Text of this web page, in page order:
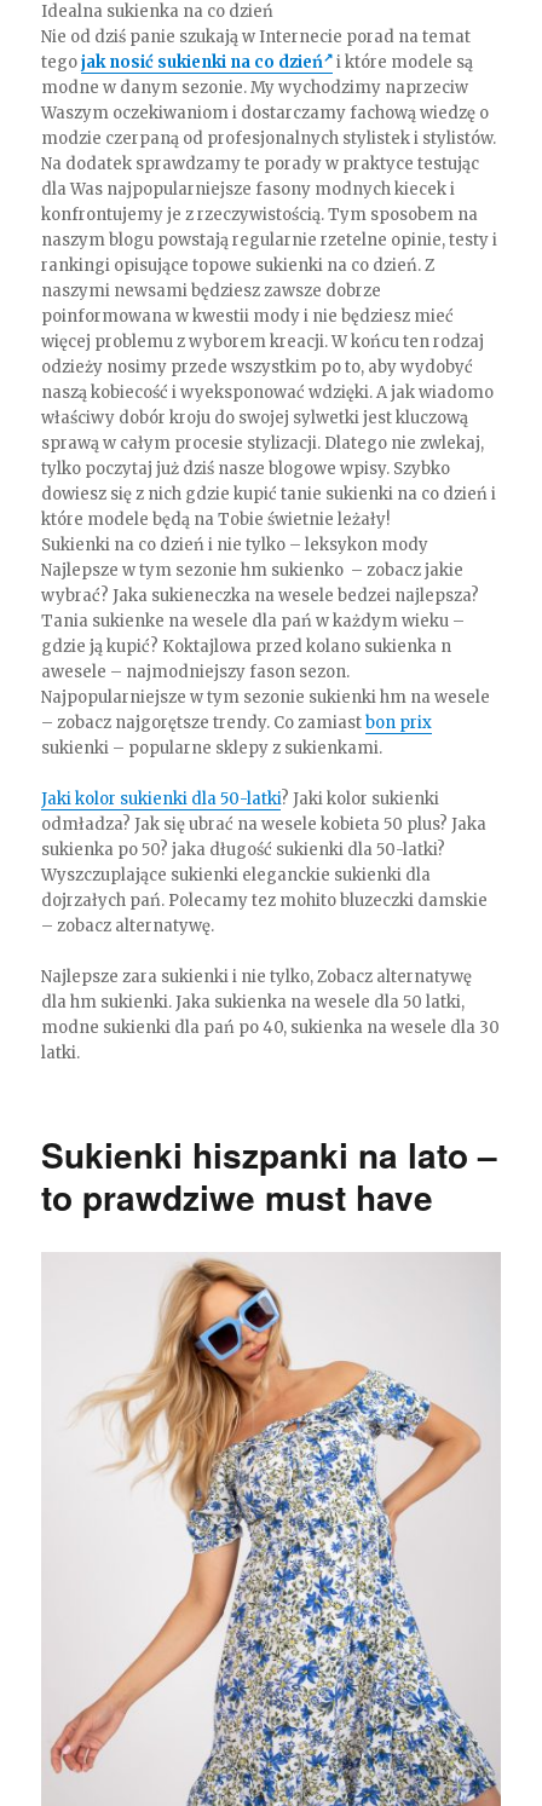
Idealna sukienka na co dzień
Nie od dziś panie szukają w Internecie porad na temat
tegojak nosić sukienki na co dzień
i które modele są
modne w danym sezonie. My wychodzimy naprzeciw
Waszym oczekiwaniom i dostarczamy fachową wiedzę o
modzie czerpaną od profesjonalnych stylistek i stylistów.
Na dodatek sprawdzamy te porady w praktyce testując
dla Was najpopularniejsze fasony modnych kiecek i
konfrontujemy je z rzeczywistością. Tym sposobem na
naszym blogu powstają regularnie rzetelne opinie, testy i
rankingi opisujące topowe sukienki na co dzień. Z
naszymi newsami będziesz zawsze dobrze
poinformowana w kwestii mody i nie będziesz mieć
więcej problemu z wyborem kreacji. W końcu ten rodzaj
odzieży nosimy przede wszystkim po to, aby wydobyć
naszą kobiecość i wyeksponować wdzięki. A jak wiadomo
właściwy dobór kroju do swojej sylwetki jest kluczową
sprawą w całym procesie stylizacji. Dlatego nie zwlekaj,
tylko poczytaj już dziś nasze blogowe wpisy. Szybko
dowiesz się z nich gdzie kupić tanie sukienki na co dzień i
które modele będą na Tobie świetnie leżały!
Sukienki na co dzień i nie tylko – leksykon mody
Najlepsze w tym sezonie hm sukienko – zobacz jakie
wybrać? Jaka sukieneczka na wesele bedzei najlepsza?
Tania sukienke na wesele dla pań w każdym wieku –
gdzie ją kupić? Koktajlowa przed kolano sukienka n
awesele – najmodniejszy fason sezon.
Najpopularniejsze w tym sezonie sukienki hm na wesele
– zobacz najgorętsze trendy. Co zamiastbon prix
sukienki – popularne sklepy z sukienkami.
Jaki kolor sukienki dla 50-latki? Jaki kolor sukienki
odmładza? Jak się ubrać na wesele kobieta 50 plus? Jaka
sukienka po 50? jaka długość sukienki dla 50-latki?
Wyszczuplające sukienki eleganckie sukienki dla
dojrzałych pań. Polecamy tez mohito bluzeczki damskie
– zobacz alternatywę.
Najlepsze zara sukienki i nie tylko, Zobacz alternatywę
dla hm sukienki. Jaka sukienka na wesele dla 50 latki,
modne sukienki dla pań po 40, sukienka na wesele dla 30
latki.
Sukienki hiszpanki na lato –
to prawdziwe must have